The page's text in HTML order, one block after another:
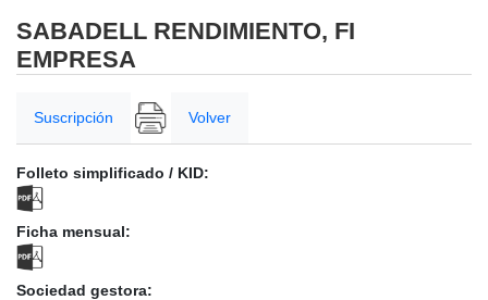
SABADELL RENDIMIENTO, FI
EMPRESA
Suscripción Volver
Folleto simplificado / KID:
Ficha mensual:
Sociedad gestora: